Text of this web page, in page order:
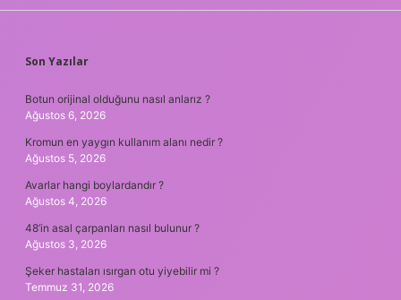
SIDEBAR
Son Yazılar
Botun orijinal olduğunu nasıl anlarız ?
Ağustos 6, 2026
Kromun en yaygın kullanım alanı nedir ?
Ağustos 5, 2026
Avarlar hangi boylardandır ?
Ağustos 4, 2026
48’in asal çarpanları nasıl bulunur ?
Ağustos 3, 2026
Şeker hastaları ısırgan otu yiyebilir mi ?
Temmuz 31, 2026